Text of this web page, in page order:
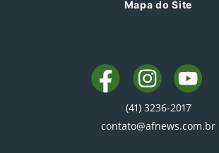
Mapa do Site
(41) 3236-2017
contato@afnews.com.br